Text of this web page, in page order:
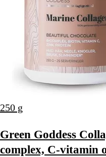
250 g
Green Goddess
complex, C-vitamin